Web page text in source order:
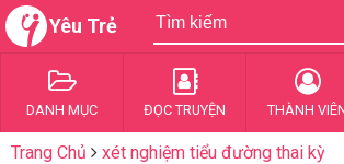
Yêu Trẻ
DANH MỤC ĐỌC TRUYỆN THÀNH
Trang Chủ xét nghiệm tiểu đường thai kỳ